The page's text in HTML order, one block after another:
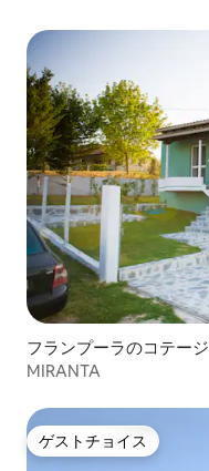
フランプーラのコテージ
MIRANTA
ゲストチョイス
ゲストチョイス